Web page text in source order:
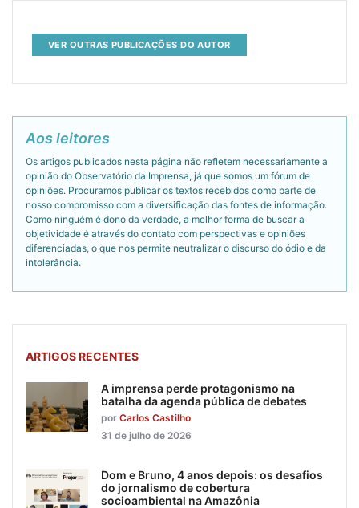
VER OUTRAS PUBLICAÇÕES DO AUTOR
Aos leitores
Os artigos publicados nesta página não refletem necessariamente a
opinião do Observatório da Imprensa, já que somos um fórum de
opiniões. Procuramos publicar os textos recebidos como parte de
nosso compromisso com a diversificação das fontes de informação.
Como ninguém é dono da verdade, a melhor forma de buscar a
objetividade é através do contato com perspectivas e opiniões
diferenciadas, o que nos permite neutralizar o discurso do ódio e da
intolerância.
ARTIGOS RECENTES
A imprensa perde protagonismo na
batalha da agenda pública de debates
por Carlos Castilho
31 de julho de 2026
Dom e Bruno, 4 anos depois: os desafios
do jornalismo de cobertura
socioambiental na Amazônia